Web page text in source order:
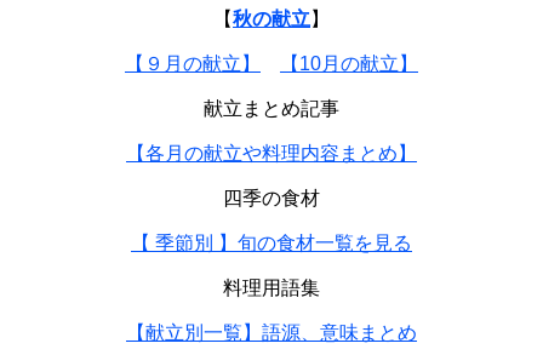
【秋の献立 】
【９月の献立】 【10月の献立】
献立まとめ記事
【各月の献立や料理内容まとめ】
四季の食材
【 季節別 】旬の食材一覧を見る
料理用語集
【献立別一覧】語源、意味まとめ